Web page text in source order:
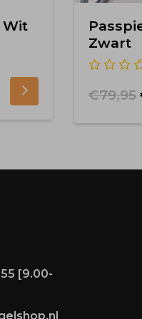
Wit
Zwart
€79,95
[9.00-